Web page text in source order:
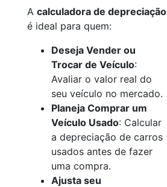
A calculadora de depreciação
é ideal para quem:
Deseja Vender ou
Trocar de Veículo:
Avaliar o valor real do
seu veículo no mercado.
Planeja Comprar um
Veículo Usado: Calcular
a depreciação de carros
usados antes de fazer
uma compra.
Ajusta seu